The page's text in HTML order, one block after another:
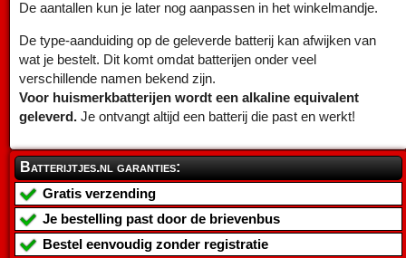
De aantallen kun je later nog aanpassen in het winkelmandje.
De type-aanduiding op de geleverde batterij kan afwijken van
wat je bestelt. Dit komt omdat batterijen onder veel
verschillende namen bekend zijn.
Voor huismerkbatterijen wordt een alkaline equivalent
geleverd. Je ontvangt altijd een batterij die past en werkt!
Batterijtjes.nl garanties:
Gratis verzending
Je bestelling past door de brievenbus
Bestel eenvoudig zonder registratie